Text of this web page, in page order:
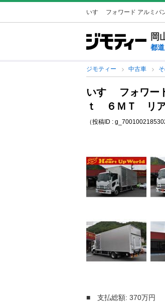
いすゞ フォワード アルミ
岡
都
ジモティー 中古車
いすゞ フォワ
ｔ ６ＭＴ リア
（投稿ID :
■ 支払総額: 370万円